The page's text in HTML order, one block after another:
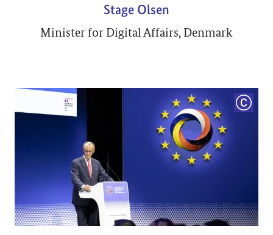
Stage Olsen
Minister for Digital Affairs, Denmark